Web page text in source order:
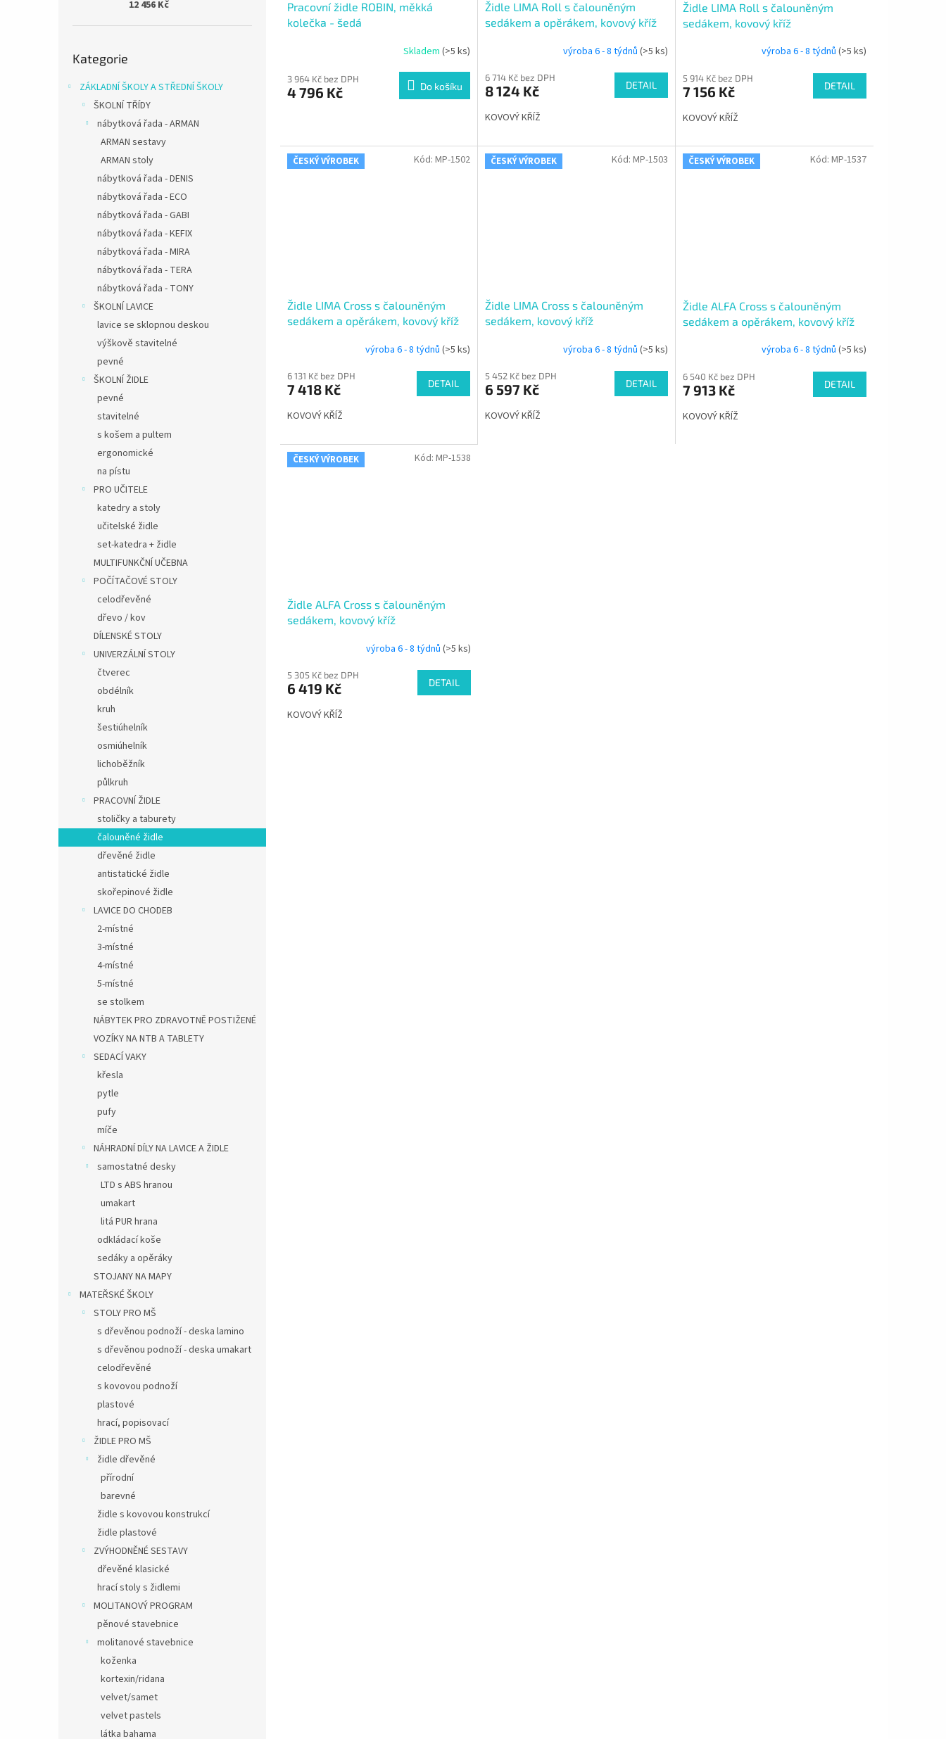
12 456 Kč
kategorie
Kategorie
ZÁKLADNÍ ŠKOLY A STŘEDNÍ ŠKOLY
ŠKOLNÍ TŘÍDY
nábytková řada - ARMAN
ARMAN sestavy
ARMAN stoly
nábytková řada - DENIS
nábytková řada - ECO
nábytková řada - GABI
nábytková řada - KEFIX
nábytková řada - MIRA
nábytková řada - TERA
nábytková řada - TONY
ŠKOLNÍ LAVICE
lavice se sklopnou deskou
výškově stavitelné
pevné
ŠKOLNÍ ŽIDLE
pevné
stavitelné
s košem a pultem
ergonomické
na pístu
PRO UČITELE
katedry a stoly
učitelské židle
set-katedra + židle
MULTIFUNKČNÍ UČEBNA
POČÍTAČOVÉ STOLY
celodřevěné
dřevo / kov
DÍLENSKÉ STOLY
UNIVERZÁLNÍ STOLY
čtverec
obdélník
kruh
šestiúhelník
osmiúhelník
lichoběžník
půlkruh
PRACOVNÍ ŽIDLE
stoličky a taburety
čalouněné židle
dřevěné židle
antistatické židle
skořepinové židle
LAVICE DO CHODEB
2-místné
3-místné
4-místné
5-místné
se stolkem
NÁBYTEK PRO ZDRAVOTNĚ POSTIŽENÉ
VOZÍKY NA NTB A TABLETY
SEDACÍ VAKY
křesla
pytle
pufy
míče
NÁHRADNÍ DÍLY NA LAVICE A ŽIDLE
samostatné desky
LTD s ABS hranou
umakart
litá PUR hrana
odkládací koše
sedáky a opěráky
STOJANY NA MAPY
MATEŘSKÉ ŠKOLY
STOLY PRO MŠ
s dřevěnou podnoží - deska lamino
s dřevěnou podnoží - deska umakart
celodřevěné
s kovovou podnoží
plastové
hrací, popisovací
ŽIDLE PRO MŠ
židle dřevěné
přírodní
barevné
židle s kovovou konstrukcí
židle plastové
ZVÝHODNĚNÉ SESTAVY
dřevěné klasické
hrací stoly s židlemi
MOLITANOVÝ PROGRAM
pěnové stavebnice
molitanové stavebnice
koženka
kortexin/ridana
velvet/samet
velvet pastels
látka bahama
Pracovní židle ROBIN, měkká
kolečka - šedá
Skladem (>5 ks)
3 964 Kč bez DPH
4 796 Kč Do košíku
Židle LIMA Roll s čalouněným
sedákem a opěrákem, kovový kříž
výroba 6 - 8 týdnů (>5 ks)
6 714 Kč bez DPH
8 124 Kč DETAIL
KOVOVÝ KŘÍŽ
Židle LIMA Roll s čalouněným
sedákem, kovový kříž
výroba 6 - 8 týdnů (>5 ks)
5 914 Kč bez DPH
7 156 Kč DETAIL
KOVOVÝ KŘÍŽ
ČESKÝ VÝROBEK
Židle LIMA Cross s čalouněným
sedákem a opěrákem, kovový kříž
výroba 6 - 8 týdnů (>5 ks)
6 131 Kč bez DPH
7 418 Kč DETAIL
KOVOVÝ KŘÍŽ
Kód: MP-1502 ČESKÝ VÝROBEK
Židle LIMA Cross s čalouněným
sedákem, kovový kříž
výroba 6 - 8 týdnů (>5 ks)
5 452 Kč bez DPH
6 597 Kč DETAIL
KOVOVÝ KŘÍŽ
Kód: MP-1503 ČESKÝ VÝROBEK
Židle ALFA Cross s čalouněným
sedákem a opěrákem, kovový kříž
výroba 6 - 8 týdnů (>5 ks)
6 540 Kč bez DPH
7 913 Kč DETAIL
KOVOVÝ KŘÍŽ
Kód: MP-1537
ČESKÝ VÝROBEK
Židle ALFA Cross s čalouněným
sedákem, kovový kříž
výroba 6 - 8 týdnů (>5 ks)
5 305 Kč bez DPH
6 419 Kč DETAIL
KOVOVÝ KŘÍŽ
Kód: MP-1538